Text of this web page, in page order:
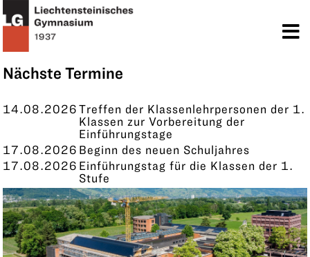
Nächste Termine
14.08.2026Treffen der Klassenlehrpersonen der 1.
Klassen zur Vorbereitung der
Einführungstage
17.08.2026 Beginn des neuen Schuljahres
17.08.2026 Einführungstag für die Klassen der 1.
Stufe
KONTAKT